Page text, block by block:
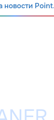
новости